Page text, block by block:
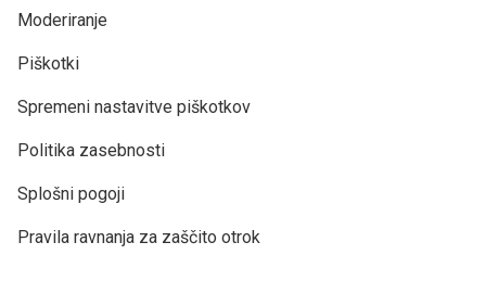
Moderiranje
Piškotki
Spremeni nastavitve piškotkov
Politika zasebnosti
Splošni pogoji
Pravila ravnanja za zaščito otrok